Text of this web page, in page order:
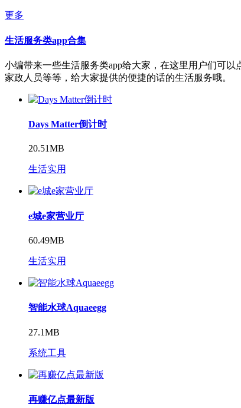
更多
生活服务类app合集
小编带来一些生活服务类app给大家，在这里用户们可
家政人员等等，给大家提供的便捷的话的生活服务哦。
Days Matter倒计时
20.51MB
生活实用
e城e家营业厅
60.49MB
生活实用
智能水球Aquaeegg
27.1MB
系统工具
再赚亿点最新版